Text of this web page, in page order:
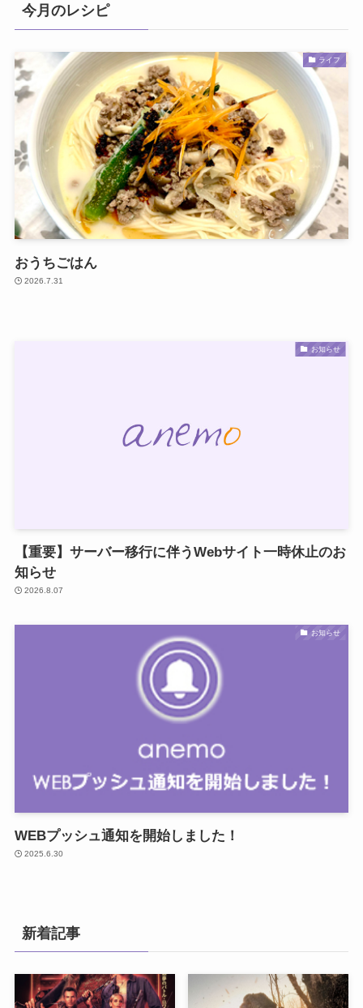
今月のレシピ
ライフ
おうちごはん
2026.7.31
お知らせ
【重要】サーバー移行に伴うWebサイト一時休止のお
知らせ
2026.8.07
お知らせ
WEBプッシュ通知を開始しました！
2025.6.30
新着記事